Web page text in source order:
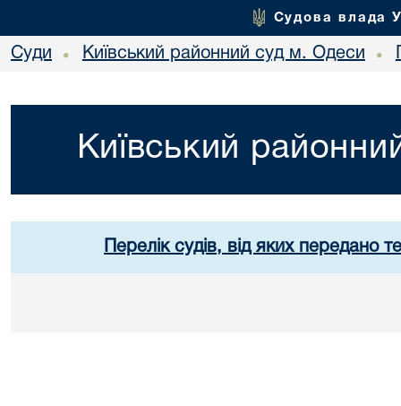
Судова влада
Суди • Київський районний суд м. Одеси •
Київський
Перелік судів, від яких передано